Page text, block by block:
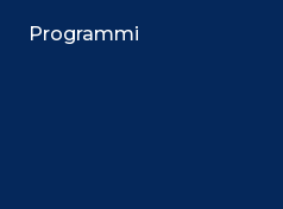
Programmi